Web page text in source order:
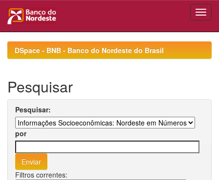
navigationDSpace - BNB - Banco do Nordeste do Brasil
Pesquisar
Pesquisar:
por
Filtros correntes: